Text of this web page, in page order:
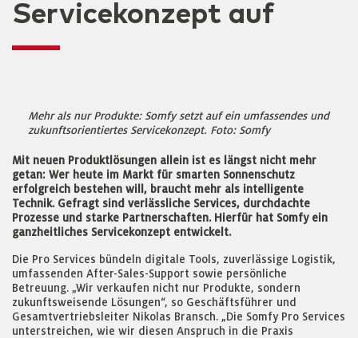
Servicekonzept auf
Mehr als nur Produkte: Somfy setzt auf ein umfassendes und
zukunftsorientiertes Servicekonzept. Foto: Somfy
Mit neuen Produktlösungen allein ist es längst nicht mehr
getan: Wer heute im Markt für smarten Sonnenschutz
erfolgreich bestehen will, braucht mehr als intelligente
Technik. Gefragt sind verlässliche Services, durchdachte
Prozesse und starke Partnerschaften. Hierfür hat Somfy ein
ganzheitliches Servicekonzept entwickelt.
Die Pro Services bündeln digitale Tools, zuverlässige Logistik,
umfassenden After-Sales-Support sowie persönliche
Betreuung. „Wir verkaufen nicht nur Produkte, sondern
zukunftsweisende Lösungen“, so Geschäftsführer und
Gesamtvertriebsleiter Nikolas Bransch. „Die Somfy Pro Services
unterstreichen, wie wir diesen Anspruch in die Praxis